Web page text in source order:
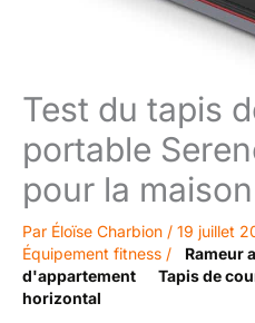
Test du tapis
portable
pour la
Par Éloïse Charbion / 19 juillet
Équipement fitness / Rameur
d'appartement
Tapis de
horizontal